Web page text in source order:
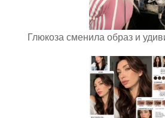
Глюкоза сменила образ и